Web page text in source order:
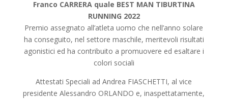
Franco CARRERA quale BEST MAN TIBURTINA
RUNNING 2022
Premio assegnato all’atleta uomo che nell’anno solare
ha conseguito, nel settore maschile, meritevoli risultati
agonistici ed ha contribuito a promuovere ed esaltare i
colori sociali
Attestati Speciali ad Andrea FIASCHETTI, al vice
presidente Alessandro ORLANDO e, inaspettatamente,